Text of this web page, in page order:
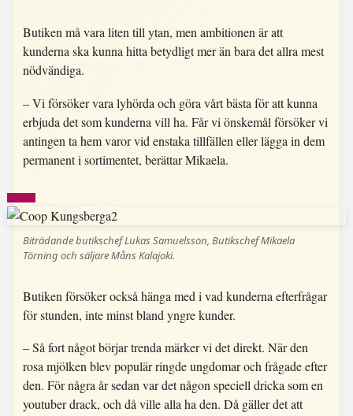
Butiken må vara liten till ytan, men ambitionen är att
kunderna ska kunna hitta betydligt mer än bara det allra mest
nödvändiga.
– Vi försöker vara lyhörda och göra vårt bästa för att kunna
erbjuda det som kunderna vill ha. Får vi önskemål försöker vi
antingen ta hem varor vid enstaka tillfällen eller lägga in dem
permanent i sortimentet, berättar Mikaela.
Biträdande butikschef Lukas Samuelsson, Butikschef Mikaela
Törning och säljare Måns Kalajoki.
Butiken försöker också hänga med i vad kunderna efterfrågar
för stunden, inte minst bland yngre kunder.
– Så fort något börjar trenda märker vi det direkt. När den
rosa mjölken blev populär ringde ungdomar och frågade efter
den. För några år sedan var det någon speciell dricka som en
youtuber drack, och då ville alla ha den. Då gäller det att